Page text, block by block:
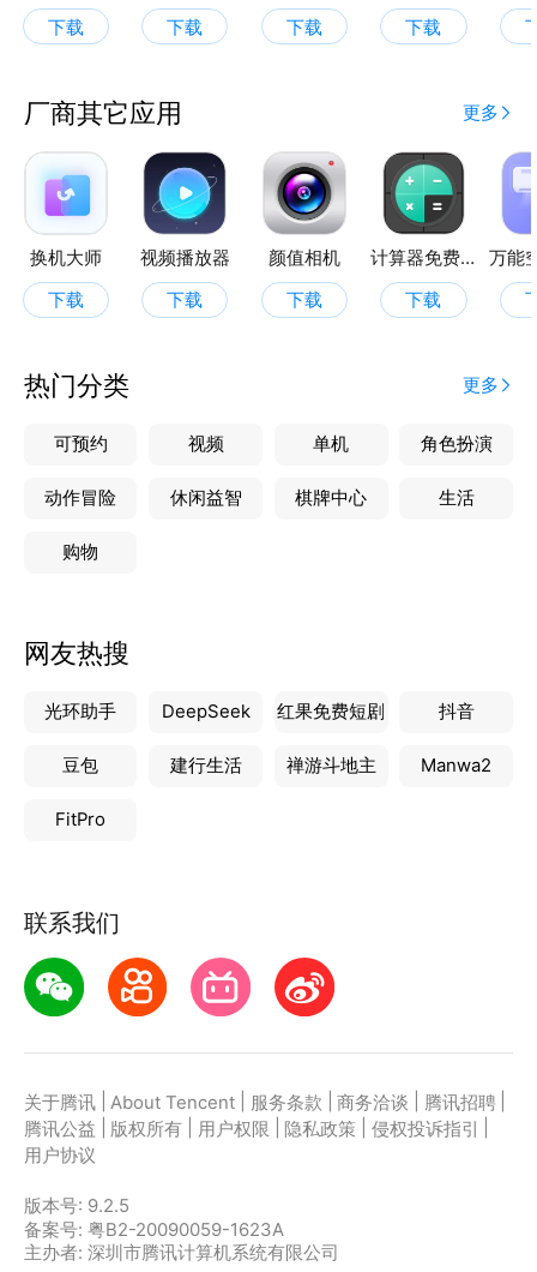
下载 下载 下载 下载
厂商其它应用 更多
换机大师
下载
视频播放器
下载
颜值相机
下载
计算器免费版
下载
热门分类 更多
可预约 视频 单机 角色扮演
动作冒险 休闲益智 棋牌中心 生活
购物
网友热搜
光环助手 DeepSeek 红果免费短剧 抖音
豆包 建行生活 禅游斗地主 Manwa2
FitPro
联系我们
关于腾讯 About Tencent 服务条款 商务洽谈 腾讯招聘
腾讯公益
版权所有 用户权限 隐私政策 侵权投诉指引
用户协议
版本号: 9.2.5
备案号: 粤B2-20090059-1623A
主办者: 深圳市腾讯计算机系统有限公司